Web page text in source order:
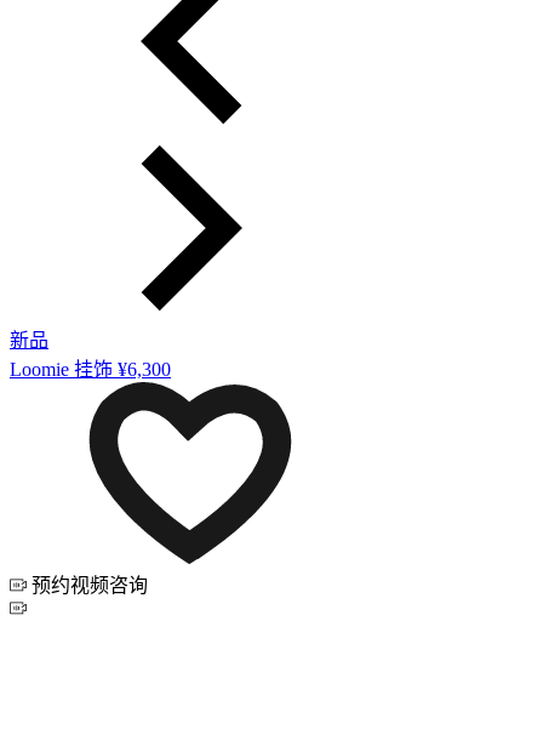
新品
Loomie 挂饰 ¥6,300
预约视频咨询